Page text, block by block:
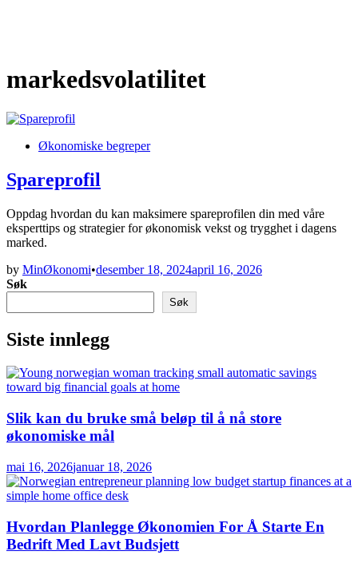
markedsvolatilitet
PostedØkonomiske begreper
Spareprofil
Oppdag hvordan du kan maksimere spareprofilen din med våre
eksperttips og strategier for økonomisk vekst og trygghet i dagens
marked.
by MinØkonomi•desember 18, 2024april 16, 2026
Søk
Søk
Siste innlegg
Slik kan du bruke små beløp til å nå store
økonomiske mål
mai 16, 2026januar 18, 2026
Hvordan Planlegge Økonomien For Å Starte En
Bedrift Med Lavt Budsjett